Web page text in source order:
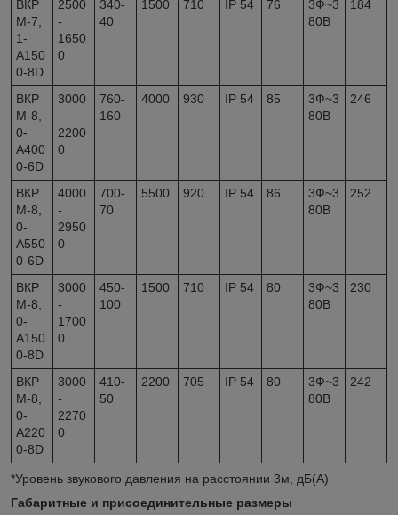
ВКР
М-7,
1-
А150
0-8D
2500
-
1650
0
340-
40
1500 710 IP 54 76
3Ф~3
80В
184
ВКР
М-8,
0-
А400
0-6D
3000
-
2200
0
760-
160
4000 930 IP 54 85
3Ф~3
80В
246
ВКР
М-8,
0-
А550
0-6D
4000
-
2950
0
700-
70
5500 920 IP 54 86
3Ф~3
80В
252
ВКР
М-8,
0-
А150
0-8D
3000
-
1700
0
450-
100
1500 710 IP 54 80
3Ф~3
80В
230
ВКР
М-8,
0-
А220
0-8D
3000
-
2270
0
410-
50
2200 705 IP 54 80
3Ф~3
80В
242
*Уровень звукового давления на расстоянии 3м, дБ(А)
Габаритные и присоединительные размеры